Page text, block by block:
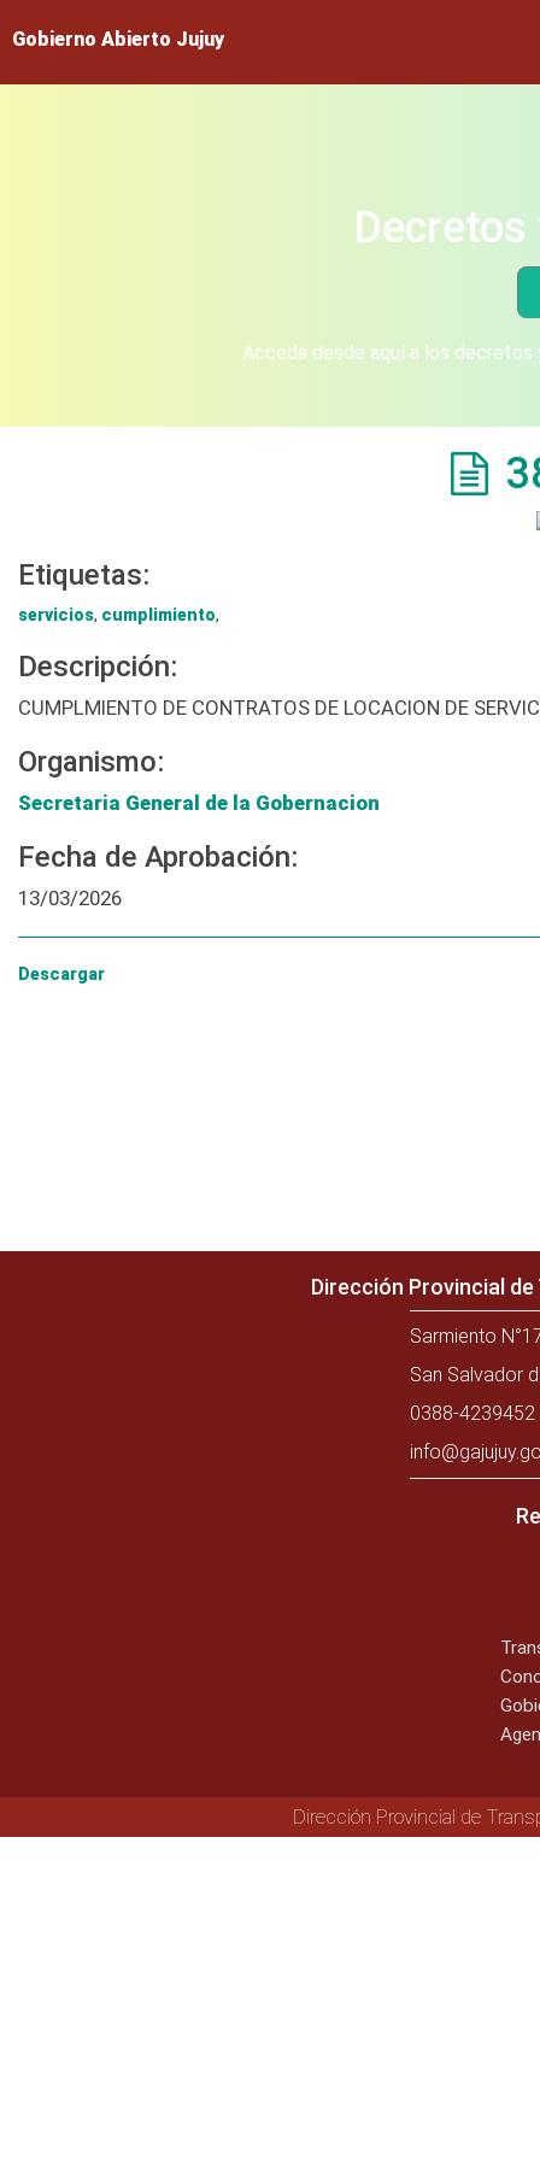
Gobierno Abierto Jujuy
Acceda desde aquí a los
Etiquetas:
servicios, cumplimiento,
Descripción:
CUMPLMIENTO DE CONTRATOS DE LOCACION DE
Organismo:
Secretaria General de la Gobernacion
Fecha de Aprobación:
13/03/2026
Descargar
Dirección Provincial
Sarmiento
San Salvador
0388-
Dirección Provincial de